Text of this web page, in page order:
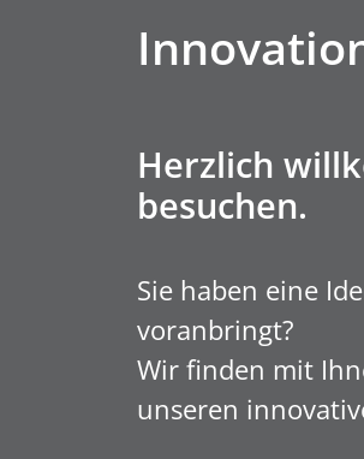
Herzlich
besuchen.
Sie haben eine
voranbringt?
Wir finden mit
unseren